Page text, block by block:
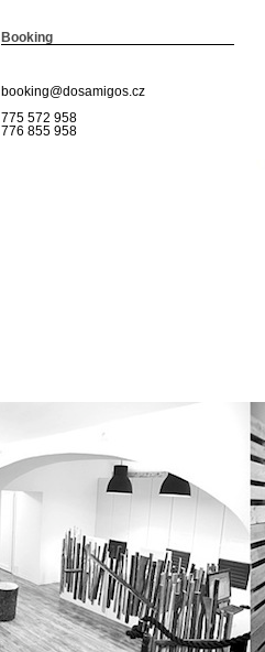
Booking
booking@dosamigos.cz
775 572 958
776 855 958